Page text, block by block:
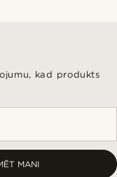
kad produkts
MANI